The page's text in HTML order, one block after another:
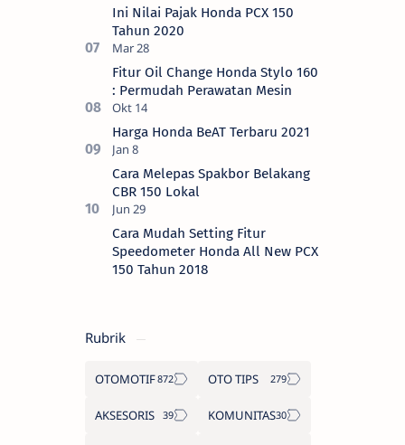
Ini Nilai Pajak Honda PCX 150
Tahun 2020
Fitur Oil Change Honda Stylo 160
: Permudah Perawatan Mesin
Harga Honda BeAT Terbaru 2021
Cara Melepas Spakbor Belakang
CBR 150 Lokal
Cara Mudah Setting Fitur
Speedometer Honda All New PCX
150 Tahun 2018
Rubrik
OTOMOTIF OTO TIPS
AKSESORIS KOMUNITAS